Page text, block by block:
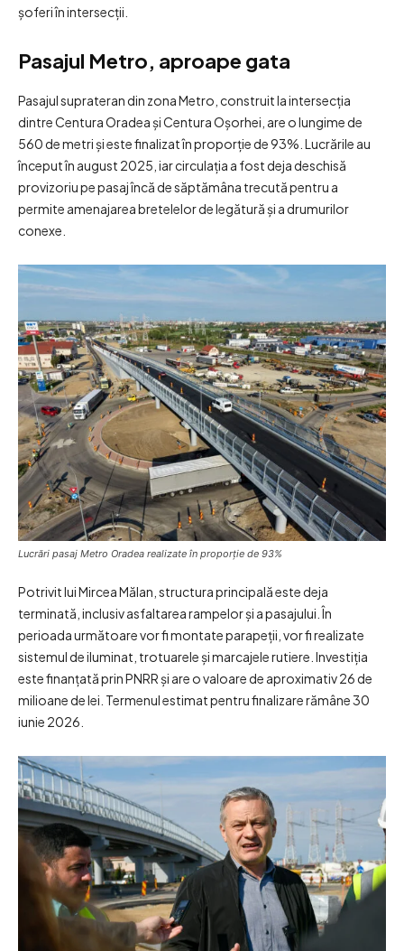
șoferi în intersecții.
Pasajul Metro, aproape gata
Pasajul suprateran din zona Metro, construit la intersecția
dintre Centura Oradea și Centura Oșorhei, are o lungime de
560 de metri și este finalizat în proporție de 93%. Lucrările au
început în august 2025, iar circulația a fost deja deschisă
provizoriu pe pasaj încă de săptămâna trecută pentru a
permite amenajarea bretelelor de legătură și a drumurilor
conexe.
Lucrări pasaj Metro Oradea realizate în proporție de 93%
Potrivit lui Mircea Mălan, structura principală este deja
terminată, inclusiv asfaltarea rampelor și a pasajului. În
perioada următoare vor fi montate parapeții, vor fi realizate
sistemul de iluminat, trotuarele și marcajele rutiere. Investiția
este finanțată prin PNRR și are o valoare de aproximativ 26 de
milioane de lei. Termenul estimat pentru finalizare rămâne 30
iunie 2026.